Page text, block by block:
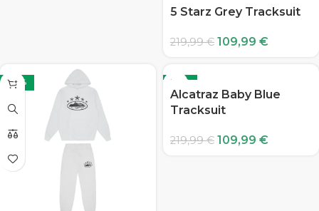
5 Starz Grey Tracksuit
219,99€ 109,99 €
-50% -50%
Alcatraz Baby Blue
Tracksuit
219,99€ 109,99 €